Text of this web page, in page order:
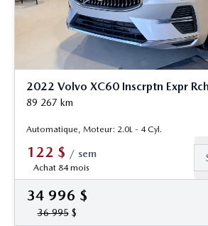
2022 Volvo XC60 Inscrptn Expr
89 267 km
Automatique, Moteur: 2.0L - 4 Cyl.
122 $ / sem
Achat 84 mois
34 996 $
36 995$